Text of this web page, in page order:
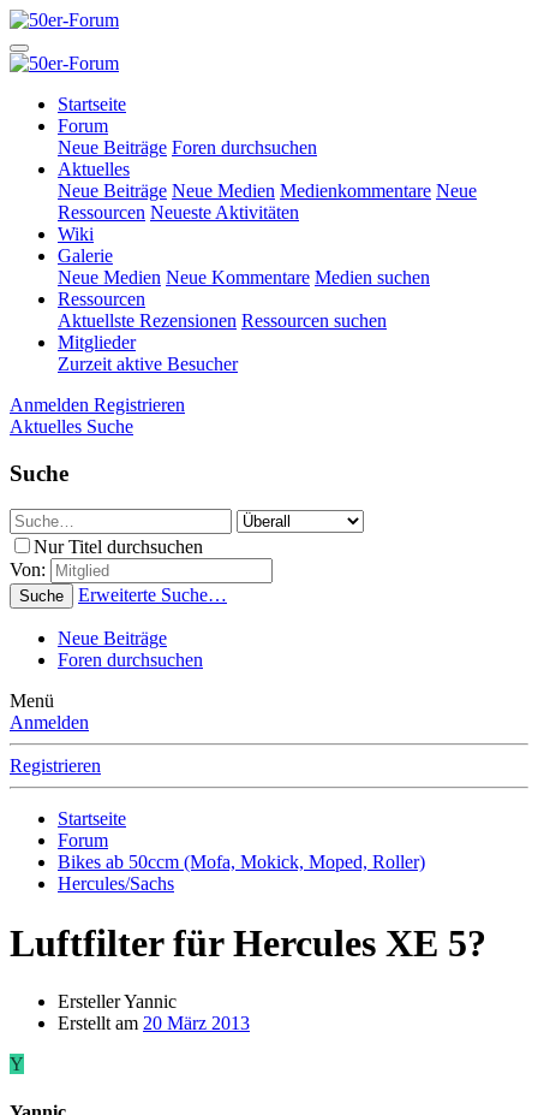
Startseite
Forum
Neue Beiträge Foren durchsuchen
Aktuelles
Neue Beiträge Neue Medien Medienkommentare Neue
Ressourcen Neueste Aktivitäten
Wiki
Galerie
Neue Medien Neue Kommentare Medien suchen
Ressourcen
Aktuellste Rezensionen Ressourcen suchen
Mitglieder
Zurzeit aktive Besucher
Anmelden Registrieren
Aktuelles Suche
Suche
Nur Titel durchsuchen
Von:
Suche Erweiterte Suche…
Neue Beiträge
Foren durchsuchen
Menü
Anmelden
Registrieren
Startseite
Forum
Bikes ab 50ccm (Mofa, Mokick, Moped, Roller)
Hercules/Sachs
Luftfilter für Hercules XE 5?
ErstellerYannic
Erstellt am 20 März 2013
Y